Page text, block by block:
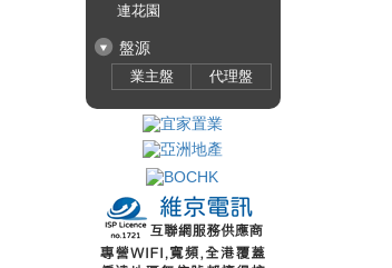
連花園
盤源
業主盤 代理盤